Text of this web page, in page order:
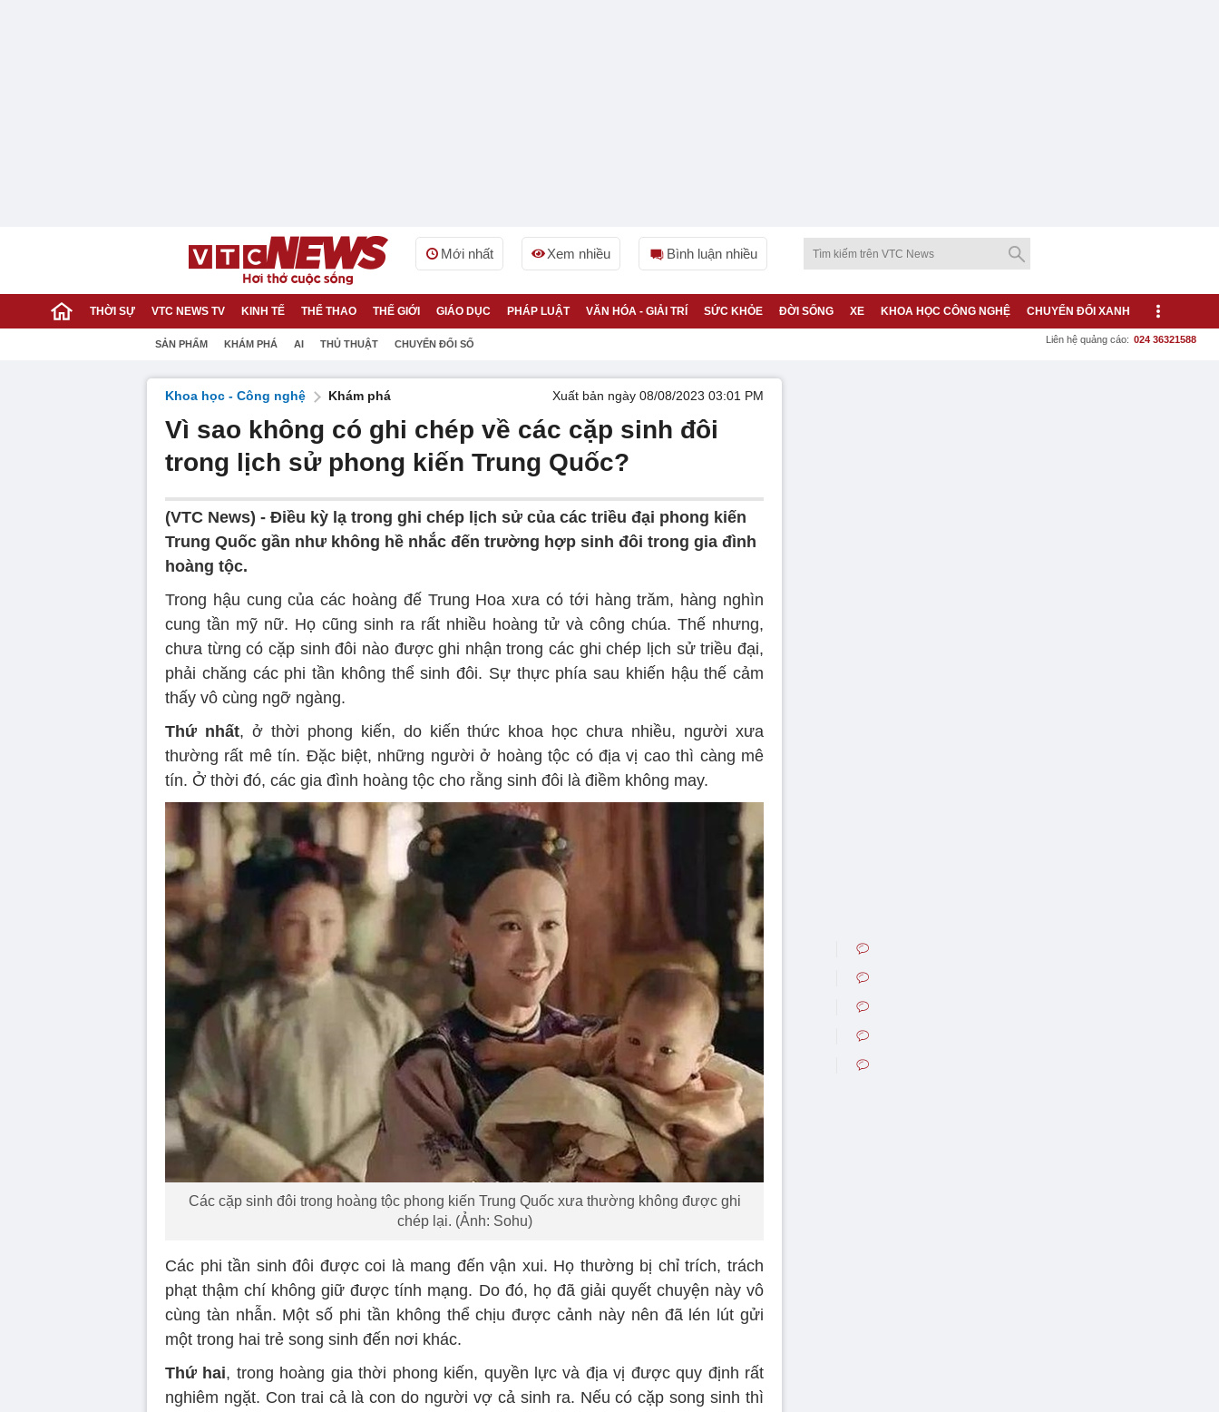
Mới nhất Xem nhiều Bình luận nhiều
THỜI SỰ VTC NEWS TV KINH TẾ THỂ THAO THẾ GIỚI GIÁO DỤC PHÁP LUẬT VĂN HÓA - GIẢI TRÍ SỨC KHỎE ĐỜI SỐNG XE KHOA HỌC CÔNG NGHỆ CHUYỂN ĐỔI XANH
SẢN PHẨM KHÁM PHÁ AI THỦ THUẬT CHUYỂN ĐỔI SỐ Liên hệ quảng cáo: 024 36321588
Khoa học - Công nghệ Khám phá Xuất bản ngày 08/08/2023 03:01 PM
Vì sao không có ghi chép về các cặp sinh đôi
trong lịch sử phong kiến Trung Quốc?
(VTC News) - Điều kỳ lạ trong ghi chép lịch sử của các triều đại phong kiến
Trung Quốc gần như không hề nhắc đến trường hợp sinh đôi trong gia đình
hoàng tộc.
Trong hậu cung của các hoàng đế Trung Hoa xưa có tới hàng trăm, hàng nghìn
cung tần mỹ nữ. Họ cũng sinh ra rất nhiều hoàng tử và công chúa. Thế nhưng,
chưa từng có cặp sinh đôi nào được ghi nhận trong các ghi chép lịch sử triều đại,
phải chăng các phi tần không thể sinh đôi. Sự thực phía sau khiến hậu thế cảm
thấy vô cùng ngỡ ngàng.
Thứ nhất, ở thời phong kiến, do kiến thức khoa học chưa nhiều, người xưa
thường rất mê tín. Đặc biệt, những người ở hoàng tộc có địa vị cao thì càng mê
tín. Ở thời đó, các gia đình hoàng tộc cho rằng sinh đôi là điềm không may.
Các cặp sinh đôi trong hoàng tộc phong kiến Trung Quốc xưa thường không được ghi
chép lại. (Ảnh: Sohu)
Các phi tần sinh đôi được coi là mang đến vận xui. Họ thường bị chỉ trích, trách
phạt thậm chí không giữ được tính mạng. Do đó, họ đã giải quyết chuyện này vô
cùng tàn nhẫn. Một số phi tần không thể chịu được cảnh này nên đã lén lút gửi
một trong hai trẻ song sinh đến nơi khác.
Thứ hai, trong hoàng gia thời phong kiến, quyền lực và địa vị được quy định rất
nghiêm ngặt. Con trai cả là con do người vợ cả sinh ra. Nếu có cặp song sinh thì